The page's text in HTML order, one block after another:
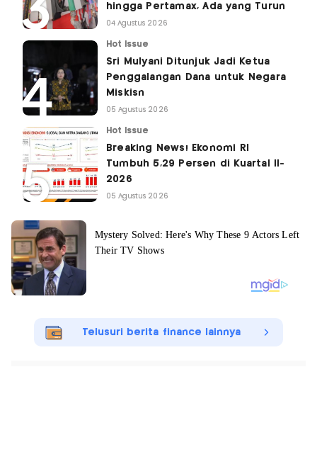
hingga Pertamax, Ada yang Turun
04 Agustus 2026
Hot Issue
Sri Mulyani Ditunjuk Jadi Ketua
Penggalangan Dana untuk Negara
Miskisn
05 Agustus 2026
Hot Issue
Breaking News! Ekonomi RI
Tumbuh 5,29 Persen di Kuartal II-
2026
05 Agustus 2026
Telusuri berita finance lainnya